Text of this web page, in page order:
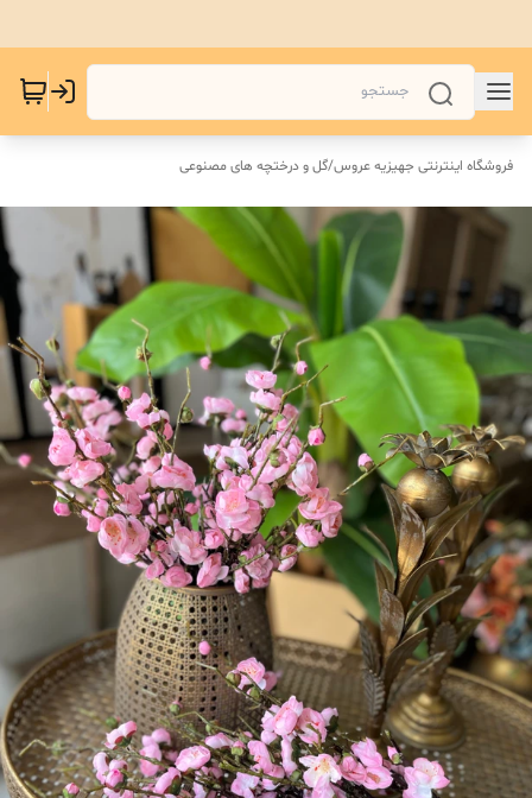
فروشگاه اینترنتی جهیزیه عروس/گل و درختچه های مصنوعی